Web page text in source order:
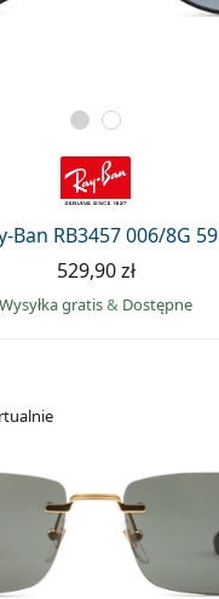
Ban RB3457 006/8G 59
529,90 zł
Wysyłka gratis& Dostępne